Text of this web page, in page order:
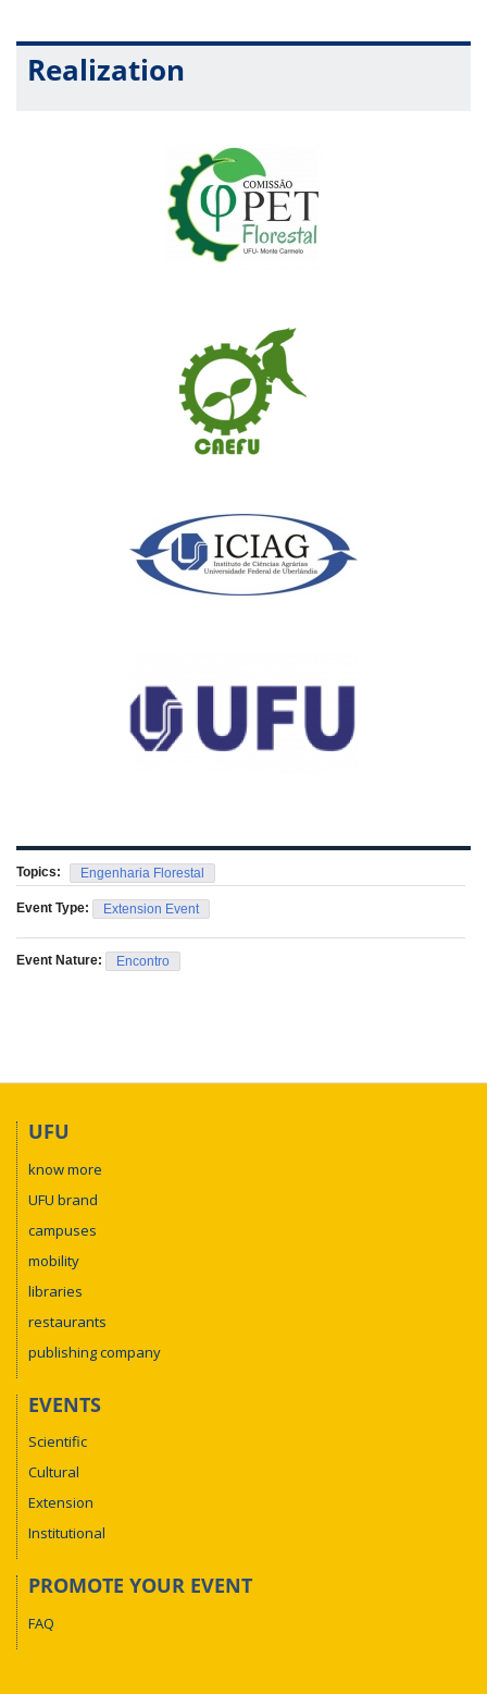
Realization
Topics: Engenharia Florestal
Event Type: Extension Event
Event Nature: Encontro
UFU
know more
UFU brand
campuses
mobility
libraries
restaurants
publishing company
EVENTS
Scientific
Cultural
Extension
Institutional
PROMOTE YOUR EVENT
FAQ